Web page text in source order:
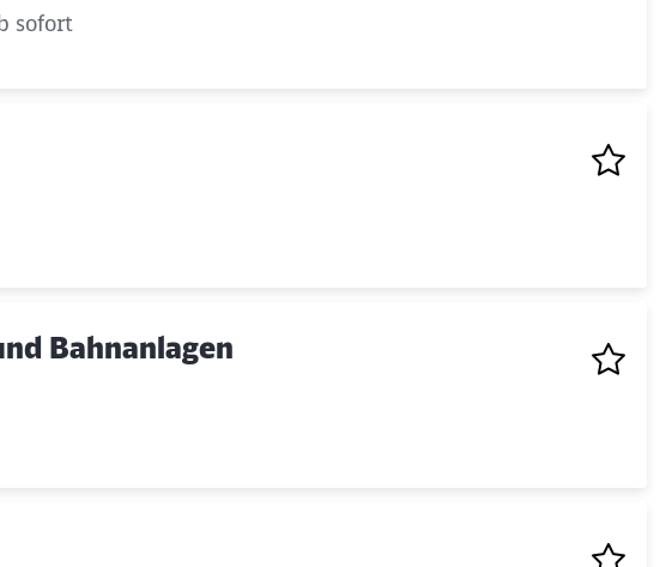
sofort
Bahnanlagen